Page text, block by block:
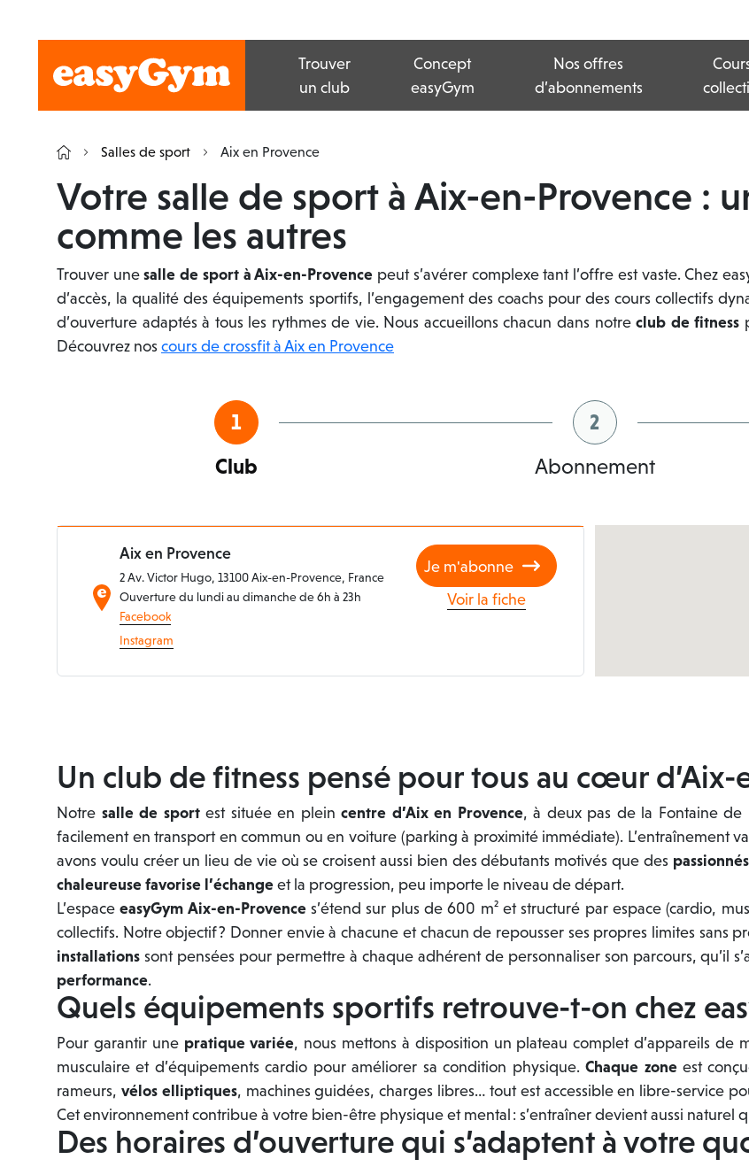
Trouver
un club
Concept
easyGym
Nos offres
d’abonnements
Salles de sport Aix en Provence
Votre salle de sport à Aix-en-Provence :
comme les autres
Trouver unesalle de sport à Aix-en-Provence peut s’avérer complexe tant l’offre est vaste. Chez
d’accès, la qualité des équipements sportifs, l’engagement des coachs pour des cours collectifs
d’ouverture adaptés à tous les rythmes de vie. Nous accueillons chacun dans notreclub de fitness
Découvrez noscours de crossfit à Aix en Provence
1
Club
2
Abonnement
Aix en Provence
2 Av. Victor Hugo, 13100 Aix-en-Provence, France
Ouverture du lundi au dimanche de 6h à 23h
Facebook
Instagram
Je m'abonne
Voir la fiche
Un club de fitness pensé pour tous au cœur d’Aix-
Notre salle de sportest située en plein centre d’Aix en Provence, à deux pas de la Fontaine de
facilement en transport en commun ou en voiture (parking à proximité immédiate). L’entraînement
avons voulu créer un lieu de vie où se croisent aussi bien des débutants motivés que des
chaleureuse favorise l’échangeet la progression, peu importe le niveau de départ.
L’espaceeasyGym Aix-en-Provences’étend sur plus de 600 m² et structuré par espace (cardio,
collectifs. Notre objectif ? Donner envie à chacune et chacun de repousser ses propres limites sans
installations sont pensées pour permettre à chaque adhérent de personnaliser son parcours, qu’il
performance.
Quels équipements sportifs retrouve-t-on chez
Pour garantir une pratique variée, nous mettons à disposition un plateau complet d’appareils
musculaire et d’équipements cardio pour améliorer sa condition physique.Chaque zoneest
rameurs, vélos elliptiques, machines guidées, charges libres… tout est accessible en libre-service
Cet environnement contribue à votre bien-être physique et mental : s’entraîner devient aussi naturel
Des horaires d’ouverture qui s’adaptent à votre